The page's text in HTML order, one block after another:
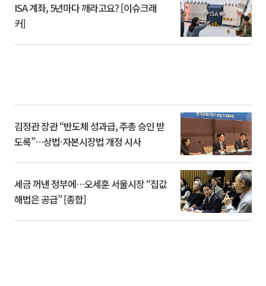
ISA 계좌, 5년마다 깨라고요? [이슈크래
커]
김정관 장관 “반도체 성과급, 주총 승인 받
도록”…상법·자본시장법 개정 시사
세금 꺼낸 정부에…오세훈 서울시장 “집값
해법은 공급” [종합]